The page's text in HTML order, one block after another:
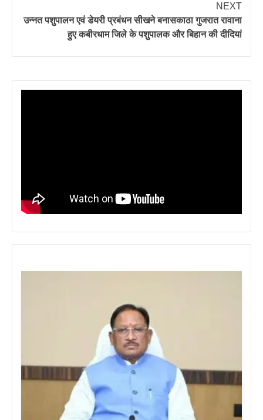
NEXT
उन्नत पशुपालन एवं डेयरी प्रबंधन सीखने बनासकाठा गुजरात रावाना
हुए कबीरधाम जिले के पशुपालक और बिहान की दीदियां